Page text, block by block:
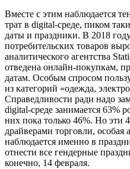
Вместе с этим наблюдается
трат в digital-среде, пиком
даты и праздники. В 2018
потребительских товаров
аналитического агентства
отведена онлайн-покупкам,
датам. Особым спросом
из категорий «одежда,
Справедливости ради надо
digital-среде занимается 63%
них пока только 46%. Но эти
драйверами торговли, особая
наблюдается именно в
отнести все гендерные
конечно, 14 февраля.